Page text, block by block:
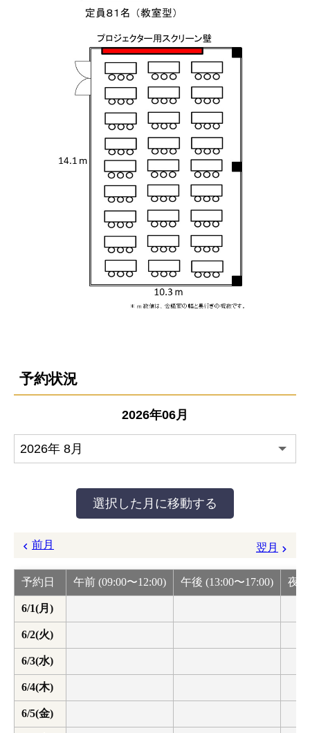
予約状況
2026年06月
前月 翌月
予約日 午前 (09:00〜12:00) 午後 (13:00〜17:00) 夜
6/1(月)
6/2(火)
6/3(水)
6/4(木)
6/5(金)